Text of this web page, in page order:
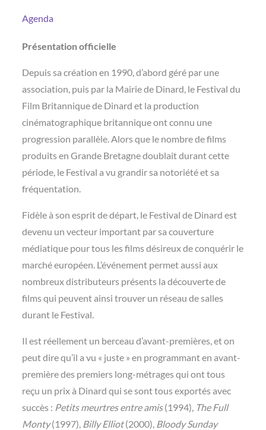
Agenda
Présentation officielle
Depuis sa création en 1990, d’abord géré par une
association, puis par la Mairie de Dinard, le Festival du
Film Britannique de Dinard et la production
cinématographique britannique ont connu une
progression parallèle. Alors que le nombre de films
produits en Grande Bretagne doublait durant cette
période, le Festival a vu grandir sa notoriété et sa
fréquentation.
Fidèle à son esprit de départ, le Festival de Dinard est
devenu un vecteur important par sa couverture
médiatique pour tous les films désireux de conquérir le
marché européen. L’événement permet aussi aux
nombreux distributeurs présents la découverte de
films qui peuvent ainsi trouver un réseau de salles
durant le Festival.
Il est réellement un berceau d’avant-premières, et on
peut dire qu’il a vu « juste » en programmant en avant-
première des premiers long-métrages qui ont tous
reçu un prix à Dinard qui se sont tous exportés avec
succès : Petits meurtres entre amis(1994), The Full
Monty(1997), Billy Elliot(2000), Bloody Sunday